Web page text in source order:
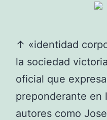
↑ «identidad
la sociedad
oficial que
preponderante en
autores como